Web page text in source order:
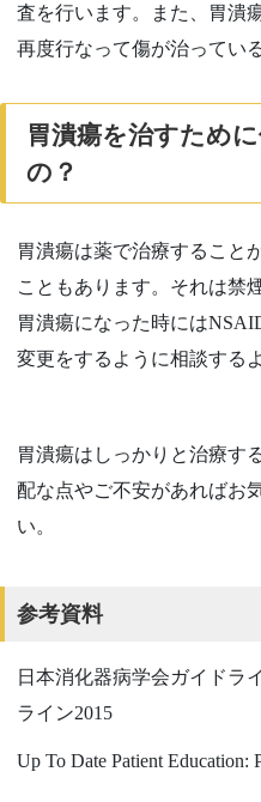
査を行います。また、胃潰
再度行なって傷が治ってい
胃潰瘍を治すため
の？
胃潰瘍は薬で治療すること
こともあります。それは禁
胃潰瘍になった時には
変更をするように相談する
胃潰瘍はしっかりと治療す
配な点やご不安があればお
い。
参考資料
日本消化器病学会ガイド
ライン2015
Up To Date Patient Education: